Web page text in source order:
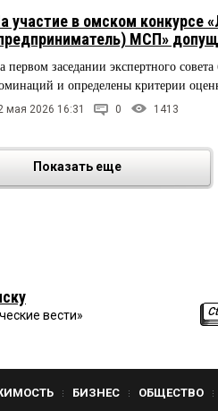
участие в омском конкурсе
МСП»
первом заседании экспертного
и определены критерии
мая 2026 16:31 0 1413
Показать еще
вести»
БИЗНЕС ОБЩЕСТВО